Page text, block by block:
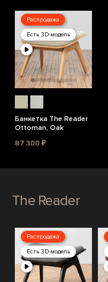
Распродажа
Есть 3D-модель
Банкетка The Reader
Ottoman, Oak
87 300 ₽
The Reader
Распродажа
Есть 3D-модель